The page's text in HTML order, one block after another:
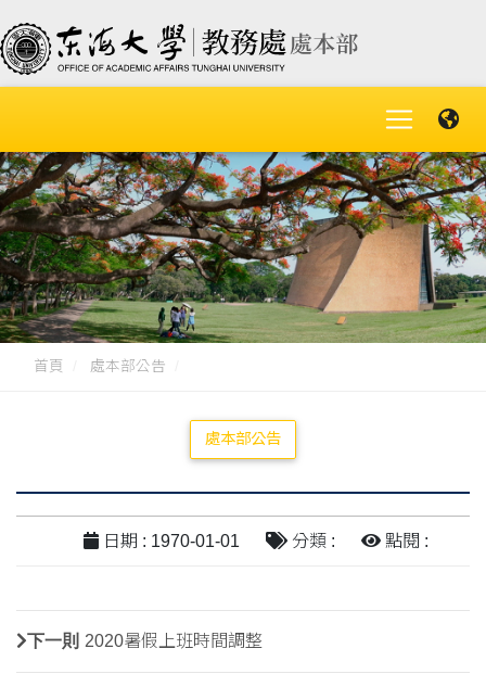
首頁 處本部公告
處本部公告
日期 : 1970-01-01 分類 : 點閱 :
下一則 2020暑假上班時間調整